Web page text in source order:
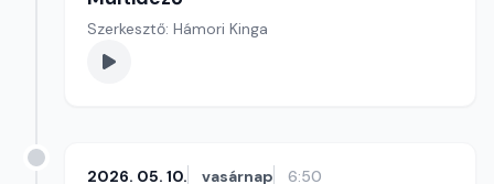
Szerkesztő: Hámori Kinga
2026. 05. 10. vasárnap 6:50